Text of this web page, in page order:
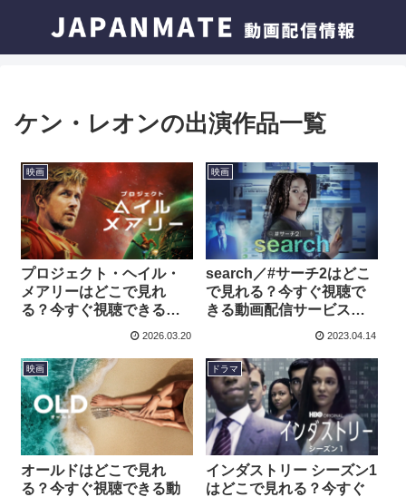
ケン・レオンの出演作品一覧
映画
プロジェクト・ヘイル・
メアリーはどこで見れ
る？今すぐ視聴できる動
画配信サービスを紹介！
2026.03.20
映画
search／#サーチ2はどこ
で見れる？今すぐ視聴で
きる動画配信サービスを
2023.04.14
映画
オールドはどこで見れ
る？今すぐ視聴できる動
ドラマ
インダストリー シーズン1
はどこで見れる？今すぐ